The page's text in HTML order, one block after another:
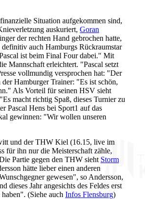
Situation aufgekommen sind,
auskuriert, Goran
der rechten Hand gebrochen hatte,
auch Hamburgs Rückraumstar
ist beim Final Four dabei." Mit
Mannschaft erleichtert. "Pascal setzt
vollmundig versprochen hat: "Der
Hamburger Trainer: "Es ist schön,
Als Vorteil für seinen HSV sieht
macht richtig Spaß, dieses Turnier zu
Pascal Hens bei Sport1 auf das
gewinnen: "Wir wollen unseren
und der THW Kiel (16.15, live im
für ihn nur die Meisterschaft zähle,
Partie gegen den THW sieht Storm
hätte lieber einen anderen
gewesen", so Andersson,
dieses Jahr angesichts des Feldes erst
(Siehe auch Infos Flensburg)